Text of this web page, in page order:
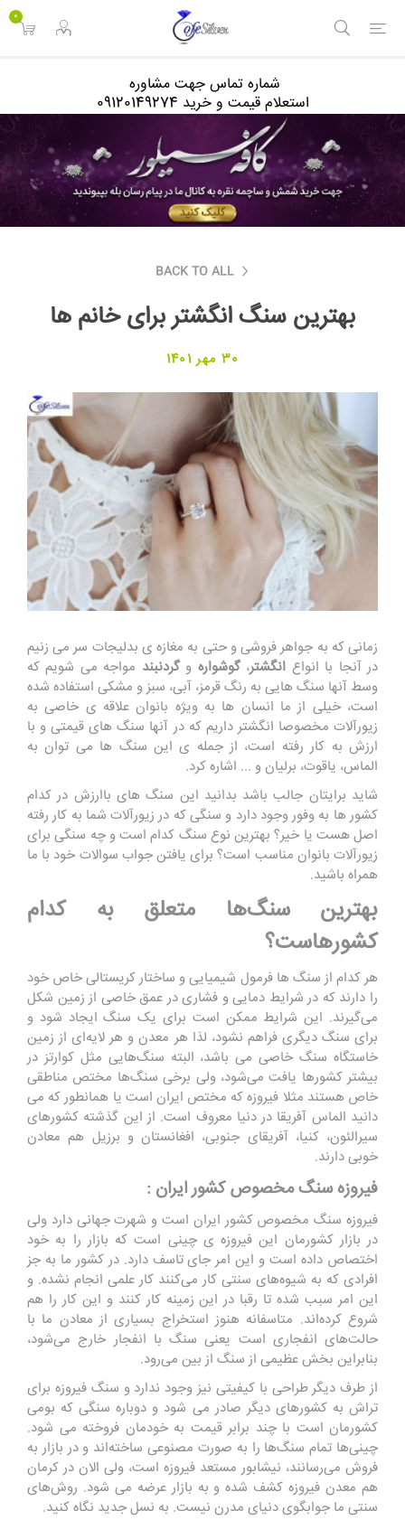
0
شماره تماس جهت مشاوره
استعلام قیمت و خرید 09120149274
BACK TO ALL
بهترین سنگ انگشتر برای خانم ها
30 مهر 1401
زمانی که به جواهر فروشی و حتی به مغازه ی بدلیجات سر می زنیم
در آنجا با انواع انگشتر،گوشواره وگردنبند مواجه می شویم که
وسط آنها سنگ هایی به رنگ قرمز، آبی، سبز و مشکی استفاده شده
است، خیلی از ما انسان ها به ویژه بانوان علاقه ی خاصی به
زیورآلات مخصوصا انگشتر داریم که در آنها سنگ های قیمتی و با
ارزش به کار رفته است، از جمله ی این سنگ ها می توان به
الماس، یاقوت، برلیان و ... اشاره کرد.
شاید برایتان جالب باشد بدانید این سنگ های باارزش در کدام
کشور ها به وفور وجود دارد و سنگی که در زیورآلات شما به کار رفته
اصل هست یا خیر؟ بهترین نوع سنگ کدام است و چه سنگی برای
زیورآلات بانوان مناسب است؟ برای یافتن جواب سوالات خود با ما
همراه باشید.
بهترین سنگ‌ها متعلق به کدام
کشورهاست؟
هر کدام از سنگ ها فرمول شیمیایی و ساختار کریستالی خاص خود
را دارند که در شرایط دمایی و فشاری در عمق خاصی از زمین شکل
می‌گیرند. این شرایط ممکن است برای یک سنگ ایجاد شود و
برای سنگ دیگری فراهم نشود، لذا هر معدن و هر لایه‌ای از زمین
خاستگاه سنگ خاصی می باشد، البته سنگ‌هایی مثل کوارتز در
بیشتر کشورها یافت می‌شود، ولی برخی سنگ‌ها مختص مناطقی
خاص هستند مثلا فیروزه که مختص ایران است یا همانطور که می
دانید الماس آفریقا در دنیا معروف است. از این گذشته کشورهای
سیرالئون، کنیا، آفریقای جنوبی، افغانستان و برزیل هم معادن
خوبی دارند.
فیروزه سنگ مخصوص کشور ایران :
فیروزه سنگ مخصوص کشور ایران است و شهرت جهانی دارد ولی
در بازار کشورمان این فیروزه ی چینی است که بازار را به خود
اختصاص داده است و این امر جای تاسف دارد. در کشور ما به جز
افرادی که به شیوه‌های سنتی کار می‌کنند کار علمی انجام نشده. و
این امر سبب شده تا رقبا در این زمینه کار کنند و این کار را هم
شروع کرده‌اند. متاسفانه هنوز استخراج بسیاری از معادن ما با
حالت‌های انفجاری است یعنی سنگ با انفجار خارج می‌شود،
بنابراین بخش عظیمی از سنگ از بین می‌رود.
از طرف دیگر طراحی با کیفیتی نیز وجود ندارد و سنگ فیروزه برای
تراش به کشورهای دیگر صادر می شود و دوباره سنگی که بومی
کشورمان است با چند برابر قیمت به خودمان فروخته می شود.
چینی‌ها تمام سنگ‌ها را به صورت مصنوعی ساخته‌اند و در بازار به
فروش می‌رسانند، نیشابور مستعد فیروزه است، ولی الان در کرمان
هم معدن فیروزه کشف شده و به بازار عرضه می شود. روش‌های
سنتی ما جوابگوی دنیای مدرن نیست. به نسل جدید نگاه کنید.